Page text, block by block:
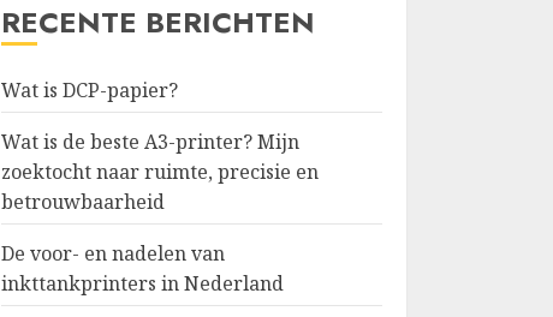
RECENTE BERICHTEN
Wat is DCP-papier?
Wat is de beste A3-printer? Mijn
zoektocht naar ruimte, precisie en
betrouwbaarheid
De voor- en nadelen van
inkttankprinters in Nederland